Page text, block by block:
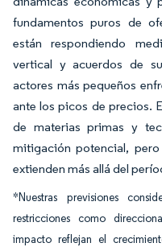
fundamentos puros de
están respondiendo
vertical y acuerdos de
actores más pequeños
ante los picos de precios.
de materias primas y
mitigación potencial,
extienden más allá del
*Nuestras previsiones
restricciones como
impacto reflejan el